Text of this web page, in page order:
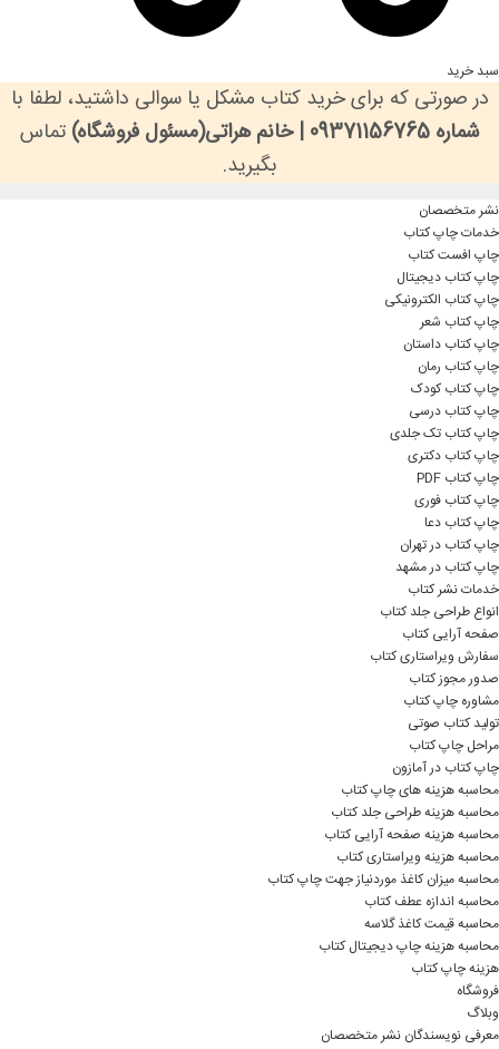
سبد خرید
در صورتی که برای خرید کتاب مشکل یا سوالی داشتید، لطفا با
شماره 09371156765 | خانم هراتی(مسئول فروشگاه)
تماس
بگیرید.
نشر متخصصان
خدمات چاپ کتاب
چاپ افست کتاب
چاپ کتاب دیجیتال
چاپ کتاب الکترونیکی
چاپ کتاب شعر
چاپ کتاب داستان
چاپ کتاب رمان
چاپ کتاب کودک
چاپ کتاب درسی
چاپ کتاب تک جلدی
چاپ کتاب دکتری
چاپ کتاب PDF
چاپ کتاب فوری
چاپ کتاب دعا
چاپ کتاب در تهران
چاپ کتاب در مشهد
خدمات نشر کتاب
انواع طراحی جلد کتاب
صفحه آرایی کتاب
سفارش ویراستاری کتاب
صدور مجوز کتاب
مشاوره چاپ کتاب
تولید کتاب صوتی
مراحل چاپ کتاب
چاپ کتاب در آمازون
محاسبه هزینه های چاپ کتاب
محاسبه هزینه طراحی جلد کتاب
محاسبه هزینه صفحه آرایی کتاب
محاسبه هزینه ویراستاری کتاب
محاسبه میزان کاغذ موردنیاز جهت چاپ کتاب
محاسبه اندازه عطف کتاب
محاسبه قیمت کاغذ گلاسه
محاسبه هزینه چاپ دیجیتال کتاب
هزینه چاپ کتاب
فروشگاه
وبلاگ
معرفی نویسندگان نشر متخصصان